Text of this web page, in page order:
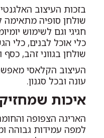
בזכות העיצוב
שולחן סופיה מתאימה
חגיגי וגם לשימוש
כלי אוכל לבנים, כלי
שולחן בגווני זהב,
העיצוב הקלאסי
עונה ובכל סגנון.
איכות
האריגה הצפופה
למפה עמידות גבוהה